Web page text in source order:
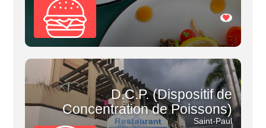
D.C.P. (Dispositif de
Concentration de Poissons)
Saint-Paul